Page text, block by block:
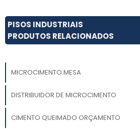
PISOS INDUSTRIAIS
PRODUTOS RELACIONADOS
MICROCIMENTO MESA
DISTRIBUIDOR DE MICROCIMENTO
CIMENTO QUEIMADO ORÇAMENTO